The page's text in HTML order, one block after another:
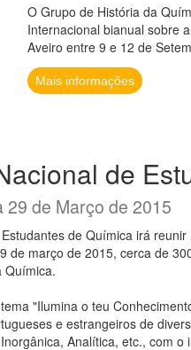
O Grupo de História da
Internacional bianual sobre
Aveiro entre 9 e 12 de
Mais informações
de
29 de Março de 2015
de Química irá
de março de 2015, cerca de
Química.
"Ilumina o teu
e estrangeiros de
Analítica, etc., com o